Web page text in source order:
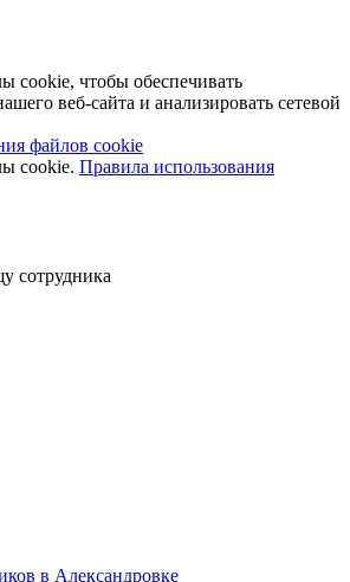
cookie, чтобы обеспечивать
веб-сайта и анализировать сетевой
файлов cookie
cookie. Правила использования
сотрудника
в Александровке